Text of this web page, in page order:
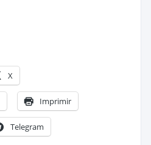
X
Imprimir
Telegram